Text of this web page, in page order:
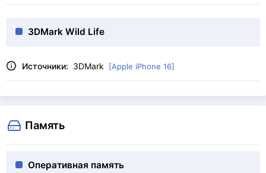
3DMark Wild Life
Источники: 3DMark [Apple iPhone 16]
Память
Оперативная память